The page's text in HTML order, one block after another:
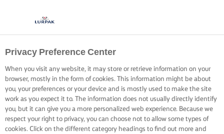
Privacy Preference Center
When you visit any website, it may store or retrieve information on your
browser, mostly in the form of cookies. This information might be about
you, your preferences or your device and is mostly used to make the site
work as you expect it to. The information does not usually directly identify
you, but it can give you a more personalized web experience. Because we
respect your right to privacy, you can choose not to allow some types of
cookies. Click on the different category headings to find out more and